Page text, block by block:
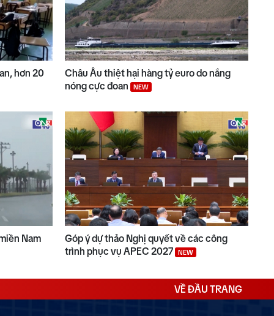
hơn 20
Châu Âu thiệt hại hàng tỷ euro do nắng
nóng cực đoan
NEW
Nam
Góp ý dự thảo Nghị quyết về các công
trình phục vụ APEC 2027
NEW
VỀ ĐẦU TRANG